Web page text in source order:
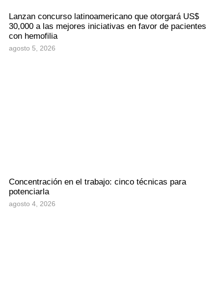
Lanzan concurso latinoamericano que otorgará US$
30,000 a las mejores iniciativas en favor de pacientes
con hemofilia
agosto 5, 2026
Concentración en el trabajo: cinco técnicas para
potenciarla
agosto 4, 2026